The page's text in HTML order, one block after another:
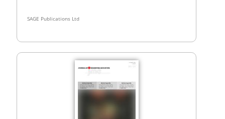
SAGE Publications Ltd